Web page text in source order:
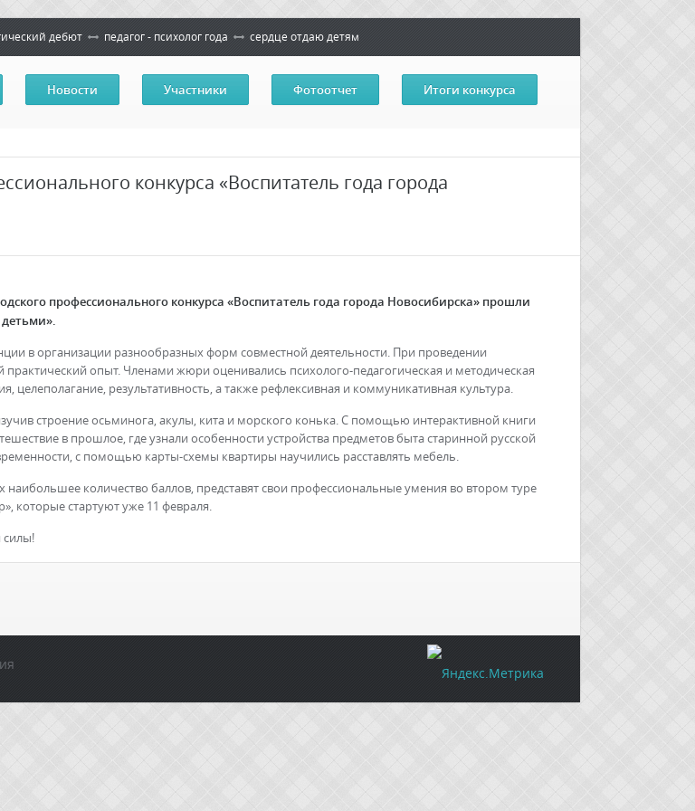
дебют педагог - психолог года сердце отдаю детям
Новости Участники Фотоотчет Итоги конкурса
конкурса «Воспитатель года города
профессионального конкурса «Воспитатель года города Новосибирска» прошли
детьми».
в организации разнообразных форм совместной деятельности. При проведении
практический опыт. Членами жюри оценивались психолого-педагогическая и методическая
целеполагание, результативность, а также рефлексивная и коммуникативная культура.
строение осьминога, акулы, кита и морского конька. С помощью интерактивной книги
в прошлое, где узнали особенности устройства предметов быта старинной русской
с помощью карты-схемы квартиры научились расставлять мебель.
наибольшее количество баллов, представят свои профессиональные умения во втором туре
которые стартуют уже 11 февраля.
силы!